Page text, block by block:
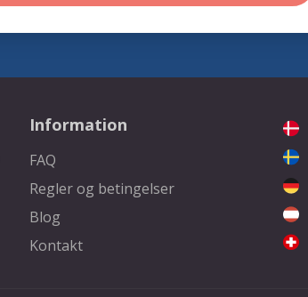
Information
FAQ
Regler og betingelser
Blog
Kontakt